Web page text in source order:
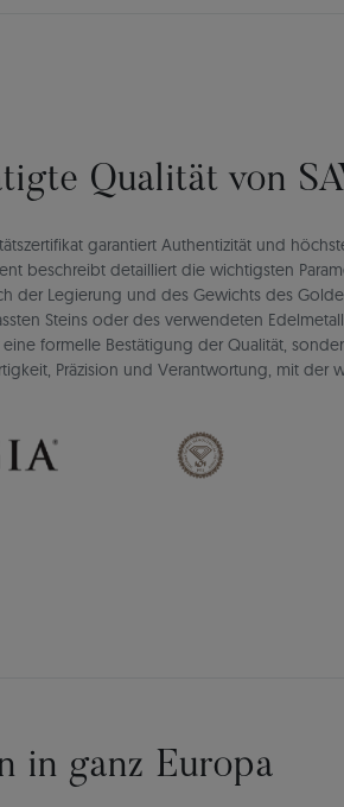
Qualität von
garantiert Authentizität und
beschreibt detailliert die wichtigsten
der Legierung und des Gewichts des
Steins oder des verwendeten
formelle Bestätigung der Qualität,
Präzision und Verantwortung, mit der
in ganz Europa